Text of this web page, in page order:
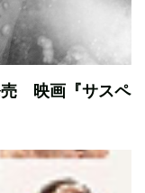
売 映画『サスペ